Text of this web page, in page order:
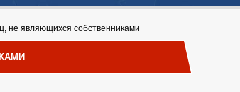
являющихся собственниками